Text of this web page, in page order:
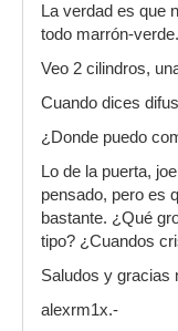
La verdad es que
todo marrón-verde.
Veo 2 cilindros,
Cuando dices
¿Donde puedo
Lo de la puerta,
pensado, pero es
bastante. ¿Qué
tipo? ¿Cuandos
Saludos y gracias
alexrm1x.-